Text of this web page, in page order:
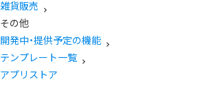
雑貨販売
その他
開発中・提供予定の機能
テンプレート一覧
アプリストア